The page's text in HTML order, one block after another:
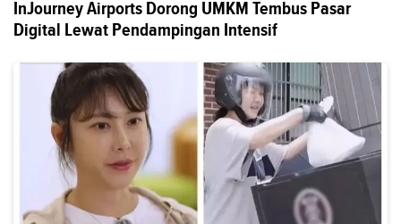
InJourney Airports Dorong UMKM Tembus Pasar
Digital Lewat Pendampingan Intensif